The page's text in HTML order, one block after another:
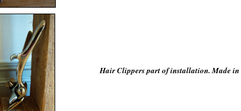
Hair Clippers part of installation. Made in